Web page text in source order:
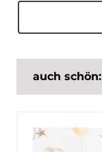
auch schön: